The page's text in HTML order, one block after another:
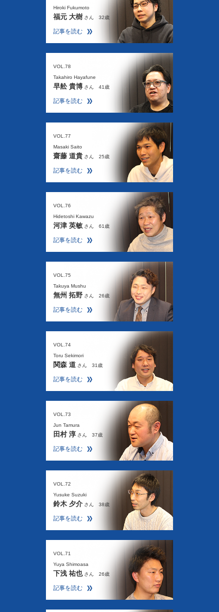
Hiroki Fukumoto
福元 大樹 さん 32歳
記事を読む
VOL.78
Takahiro Hayafune
早舩 貴博 さん 41歳
記事を読む
VOL.77
Masaki Saito
齋藤 道貴 さん 25歳
記事を読む
VOL.76
Hidetoshi Kawazu
河津 英敏 さん 61歳
記事を読む
VOL.75
Takuya Mushu
無州 拓野 さん 26歳
記事を読む
VOL.74
Toru Sekimori
関森 道 さん 31歳
記事を読む
VOL.73
Jun Tamura
田村 淳 さん 37歳
記事を読む
VOL.72
Yusuke Suzuki
鈴木 夕介 さん 38歳
記事を読む
VOL.71
Yuya Shimoasa
下浅 祐也さん 26歳
記事を読む